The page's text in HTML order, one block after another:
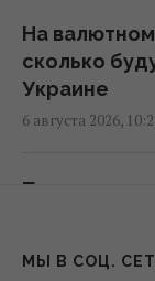
Business
20:18 четверг, 06
перехвата
На
сколько
Украине
6 августа 2026,
Подозрение
МЫ В СОЦ.